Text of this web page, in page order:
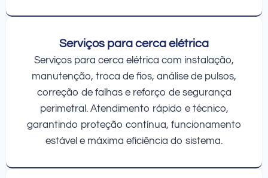
Serviços para cerca elétrica
Serviços para cerca elétrica com instalação,
manutenção, troca de fios, análise de pulsos,
correção de falhas e reforço de segurança
perimetral. Atendimento rápido e técnico,
garantindo proteção contínua, funcionamento
estável e máxima eficiência do sistema.